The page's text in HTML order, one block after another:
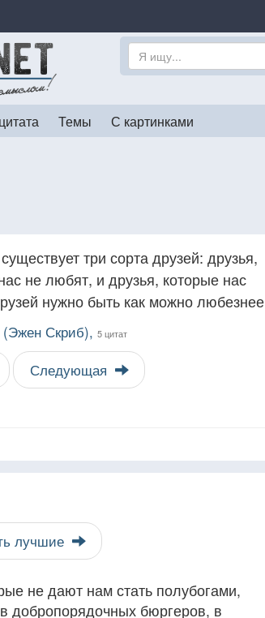
Темы С картинками
три сорта друзей: друзья,
не любят, и друзья, которые нас
нужно быть как можно любезнее
Скриб), 5 цитат
Следующая
лучшие
не дают нам стать полубогами,
добропорядочных бюргеров, в